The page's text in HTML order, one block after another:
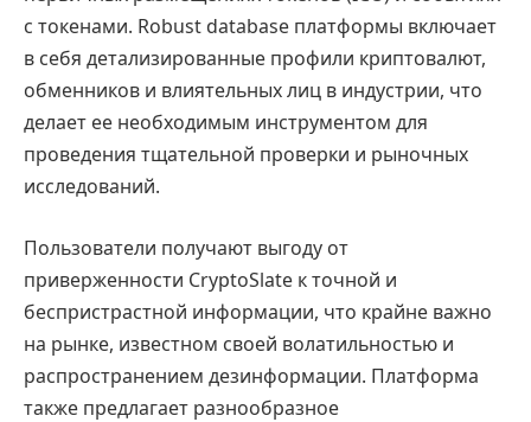
с токенами. Robust database платформы включает
в себя детализированные профили криптовалют,
обменников и влиятельных лиц в индустрии, что
делает ее необходимым инструментом для
проведения тщательной проверки и рыночных
исследований.
Пользователи получают выгоду от
приверженности CryptoSlate к точной и
беспристрастной информации, что крайне важно
на рынке, известном своей волатильностью и
распространением дезинформации. Платформа
также предлагает разнообразное